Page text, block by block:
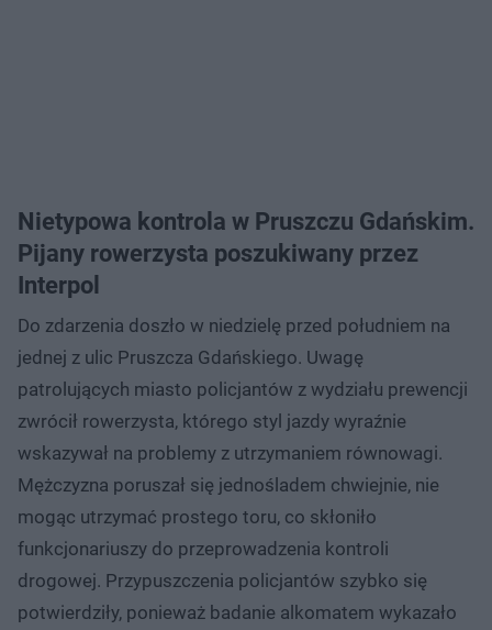
Nietypowa kontrola w Pruszczu Gdańskim.
Pijany rowerzysta poszukiwany przez
Interpol
Do zdarzenia doszło w niedzielę przed południem na
jednej z ulic Pruszcza Gdańskiego. Uwagę
patrolujących miasto policjantów z wydziału prewencji
zwrócił rowerzysta, którego styl jazdy wyraźnie
wskazywał na problemy z utrzymaniem równowagi.
Mężczyzna poruszał się jednośladem chwiejnie, nie
mogąc utrzymać prostego toru, co skłoniło
funkcjonariuszy do przeprowadzenia kontroli
drogowej. Przypuszczenia policjantów szybko się
potwierdziły, ponieważ badanie alkomatem wykazało